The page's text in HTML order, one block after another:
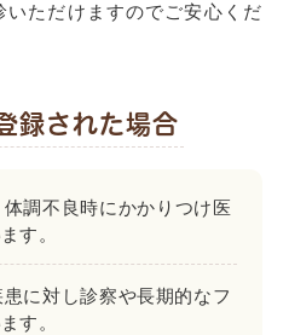
ただけますのでご安心くだ
録された場合
調不良時にかかりつけ医
す。
に対し診察や長期的なフ
す。